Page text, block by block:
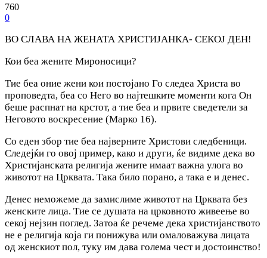
760
0
ВО СЛАВА НА ЖЕНАТА ХРИСТИЈАНКА- СЕКОЈ ДЕН!
Кои беа жените Мироносици?
Тие беа оние жени кои постојано Го следеа Христа во
проповедта, беа со Него во најтешките моменти кога Он
беше распнат на крстот, а тие беа и првите сведетели за
Неговото воскресение (Марко 16).
Со еден збор тие беа најверните Христови следбеници.
Следејќи го овој пример, како и други, ќе видиме дека во
Христијанската религија жените имаат важна улога во
животот на Црквата. Така било порано, а така е и денес.
Денес неможеме да замислиме животот на Црквата без
женските лица. Тие се душата на црковното живеење во
секој нејзин поглед. Затоа ќе речеме дека христијанството
не е религија која ги понижува или омаловажува лицата
од женскиот пол, туку им дава голема чест и достоинство!